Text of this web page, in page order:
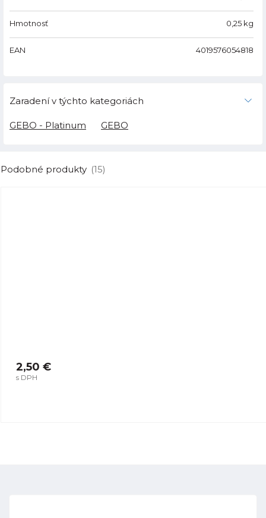
Hmotnosť 0,25 kg
EAN 4019576054818
Zaradení v týchto kategoriách
GEBO - Platinum GEBO
Podobné produkty (15)
2,50 €
s DPH